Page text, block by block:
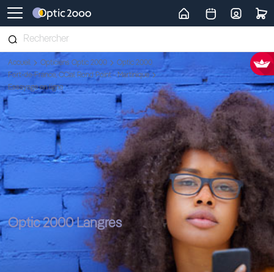
Retour vers la page d'accueil
Accueil Opticiens Optic 2000
Optic 2000
Fort-de-France, CCial Rond Point - Martinique
Essayage en ligne
Optic 2000 Langres